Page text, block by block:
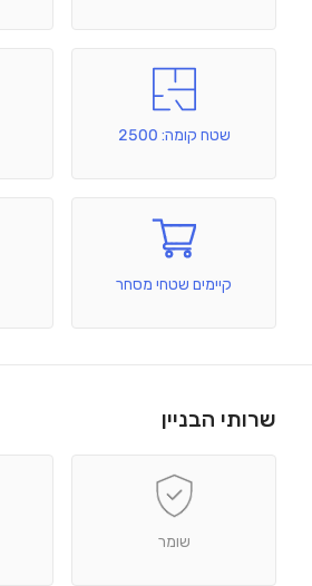
שטח קומה: 2500
קיימים שטחי מסחר
שרותי הבניין
שומר